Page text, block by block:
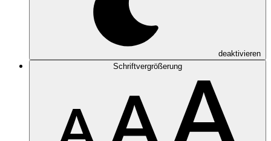
deaktivieren
Schriftvergrößerung